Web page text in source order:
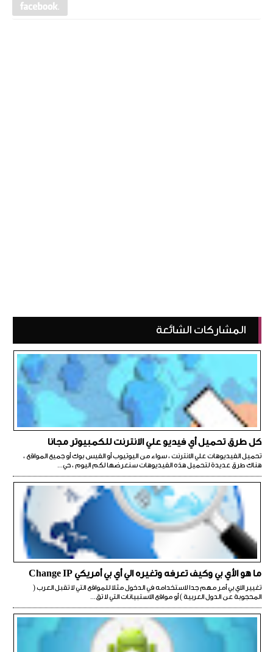
المشاركات الشائعة
كل طرق تحميل أي فيديو علي الانترنت للكمبيوتر مجانا
تحميل الفيديوهات علي الانترنت ، سواء من اليوتيوب أو الفيس بوك أو جميع المواقع ،
هناك طرق عديدة لتحميل هذه الفيديوهات سنعرضها لكم اليوم ، حي...
ما هو الأي بي وكيف تعرفه وتغيره الي أي بي أمريكي Change IP
تغيير الاي بي أمر مهم جدا لاستخدامه في الدخول مثلا للمواقع التي لا تقبل العرب (
المحجوبة عن الدول العربية ) أو مواقع الاستبيانات التي لا تق...